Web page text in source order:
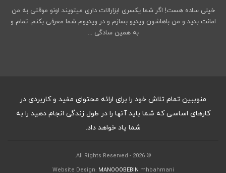
خیلی ساده هست! اگر شما یکسری ابزارالات داری میتویند اونو موقتی به من
امانت بدید و من باهاشون ویدیو بسازم و در ویدیوم شما معرفی بکنم. تمام و
به همین سادگی ...
منوببین تمام تلاش خود را برای ارائه محتوای مفید و کاربردی در
کارهای اساسی که شما باید آنها را در طول زندگی انجام دهید را به
شما یاد خواهد داد.
© 2026 - All Rights Reserved.
Website Design: MANOOOBEBIN mhbahmani